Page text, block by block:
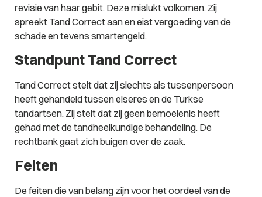
revisie van haar gebit. Deze mislukt volkomen. Zij
spreekt Tand Correct aan en eist vergoeding van de
schade en tevens smartengeld.
Standpunt Tand Correct
Tand Correct stelt dat zij slechts als tussenpersoon
heeft gehandeld tussen eiseres en de Turkse
tandartsen. Zij stelt dat zij geen bemoeienis heeft
gehad met de tandheelkundige behandeling. De
rechtbank gaat zich buigen over de zaak.
Feiten
De feiten die van belang zijn voor het oordeel van de